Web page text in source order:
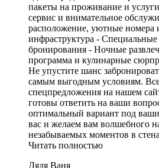
пакеты на проживание и
сервис и внимательное
расположение, уютные номера
инфраструктура -
бронирования - Ночные
программа и кулинарные
Не упустите шанс
самым выгодным условиям. Все
спецпредложения на нашем
готовы ответить на ваши
оптимальный вариант под
вас и желаем вам волшебного
незабываемых моментов в
Читать полностью
Дядя Ваня